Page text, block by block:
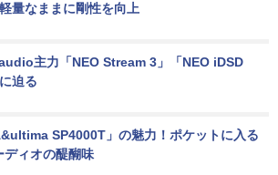
量なままに剛性を向上
主力「NEO Stream 3」「NEO iDSD
迫る
SP4000T」の魅力！ポケットに入る
ディオの醍醐味